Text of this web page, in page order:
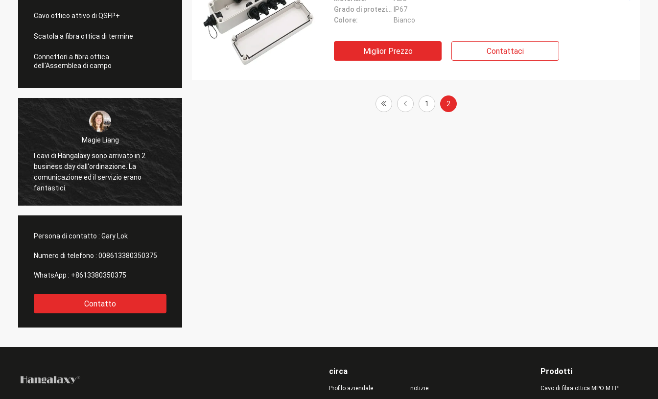
Cavo ottico attivo di QSFP+
Scatola a fibra ottica di termine
Connettori a fibra ottica
dell'Assemblea di campo
Magie Liang
I cavi di Hangalaxy sono arrivato in 2
business day dall'ordinazione. La
comunicazione ed il servizio erano
fantastici.
Persona di contatto : Gary Lok
Numero di telefono : 008613380350375
WhatsApp : +8613380350375
Contatto
Grado di protezione:
IP67
Colore:
Bianco
Miglior Prezzo Contattaci
1 2
circa
Profilo aziendale notizie
Prodotti
Cavo di fibra ottica MPO MTP